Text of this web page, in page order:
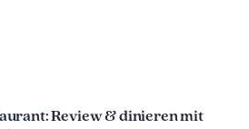
Review & dinieren mit